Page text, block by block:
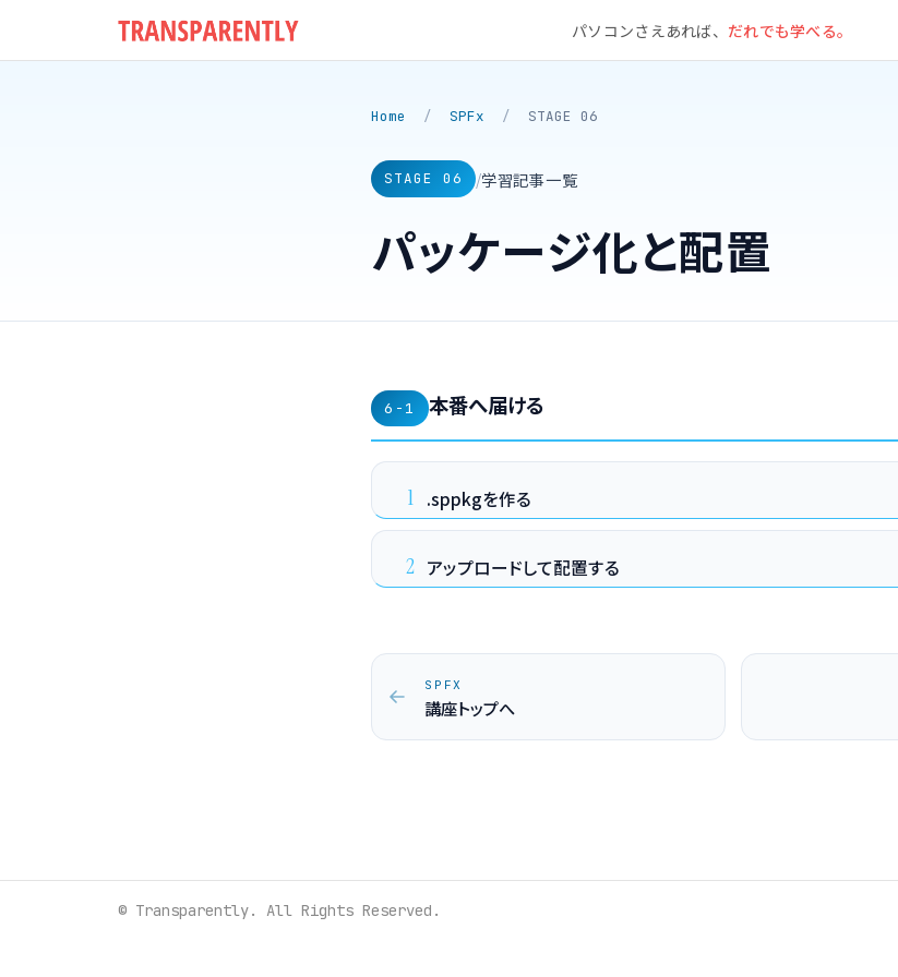
パソコンさえあれば、 だれでも学べる。
Home / SPFx / STAGE 06
STAGE 06 /学習記事一覧
パッケージ化と配置
6-1 本番へ届ける
1 .sppkgを作る
2 アップロードして配置する
SPFX
講座トップへ
© Transparently. All Rights Reserved.